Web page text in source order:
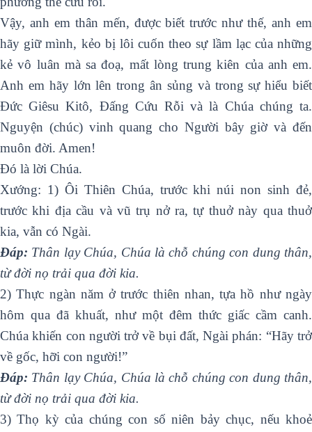
Vậy, anh em thân mến, được biết trước như thế, anh em
hãy giữ mình, kẻo bị lôi cuốn theo sự lầm lạc của những
kẻ vô luân mà sa đoạ, mất lòng trung kiên của anh em.
Anh em hãy lớn lên trong ân sủng và trong sự hiểu biết
Ðức Giêsu Kitô, Ðấng Cứu Rỗi và là Chúa chúng ta.
Nguyện (chúc) vinh quang cho Người bây giờ và đến
muôn đời. Amen!
Ðó là lời Chúa.
Xướng: 1) Ôi Thiên Chúa, trước khi núi non sinh đẻ,
trước khi địa cầu và vũ trụ nở ra, tự thuở này qua thuở
kia, vẫn có Ngài.
Ðáp: Thân lạy Chúa, Chúa là chỗ chúng con dung thân,
từ đời nọ trải qua đời kia.
2) Thực ngàn năm ở trước thiên nhan, tựa hồ như ngày
hôm qua đã khuất, như một đêm thức giấc cầm canh.
Chúa khiến con người trở về bụi đất, Ngài phán: “Hãy trở
về gốc, hỡi con người!”
Ðáp: Thân lạy Chúa, Chúa là chỗ chúng con dung thân,
từ đời nọ trải qua đời kia.
3) Thọ kỳ của chúng con số niên bảy chục, nếu khoẻ